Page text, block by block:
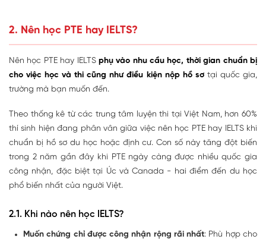
2. Nên học PTE hay IELTS?
Nên học PTE hay IELTS phụ vào nhu cầu học, thời gian chuẩn bị
cho việc học và thi cũng như điều kiện nộp hồ sơtại quốc gia,
trường mà bạn muốn đến.
Theo thống kê từ các trung tâm luyện thi tại Việt Nam, hơn 60%
thí sinh hiện đang phân vân giữa việc nên học PTE hay IELTS khi
chuẩn bị hồ sơ du học hoặc định cư. Con số này tăng đột biến
trong 2 năm gần đây khi PTE ngày càng được nhiều quốc gia
công nhận, đặc biệt tại Úc và Canada - hai điểm đến du học
phổ biến nhất của người Việt.
2.1. Khi nào nên học IELTS?
Muốn chứng chỉ được công nhận rộng rãi nhất: Phù hợp cho